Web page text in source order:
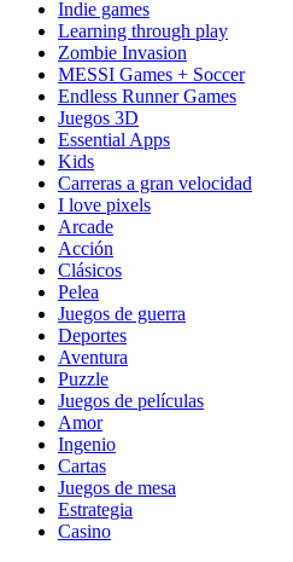
Indie games
Learning through play
Zombie Invasion
MESSI Games + Soccer
Endless Runner Games
Juegos 3D
Essential Apps
Kids
Carreras a gran velocidad
I love pixels
Arcade
Acción
Clásicos
Pelea
Juegos de guerra
Deportes
Aventura
Puzzle
Juegos de películas
Amor
Ingenio
Cartas
Juegos de mesa
Estrategia
Casino